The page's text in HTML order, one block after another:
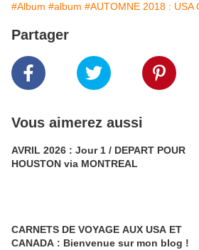
#Album #album #AUTOMNE 2018 : USA
Partager
Vous aimerez aussi
AVRIL 2026 : Jour 1 / DEPART POUR
HOUSTON via MONTREAL
CARNETS DE VOYAGE AUX USA ET
CANADA : Bienvenue sur mon blog !